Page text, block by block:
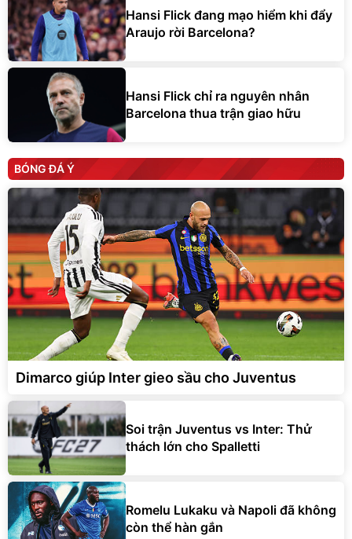
Hansi Flick đang mạo hiểm khi đẩy
Araujo rời Barcelona?
Hansi Flick chỉ ra nguyên nhân
Barcelona thua trận giao hữu
BÓNG ĐÁ Ý
Dimarco giúp Inter gieo sầu cho Juventus
Soi trận Juventus vs Inter: Thử
thách lớn cho Spalletti
Romelu Lukaku và Napoli đã không
còn thể hàn gắn